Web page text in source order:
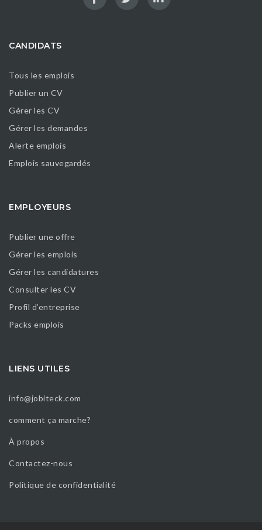
CANDIDATS
Tous les emplois
Publier un CV
Gérer les CV
Gérer les demandes
Alerte emplois
Emplois sauvegardés
EMPLOYEURS
Publier une offre
Gérer les emplois
Gérer les candidatures
Consulter les CV
Profil d’entreprise
Packs emplois
LIENS UTILES
info@jobiteck.com
comment ça marche?
À propos
Contactez-nous
Politique de confidentialité